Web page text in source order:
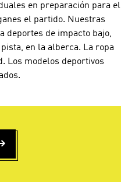
en preparación para el
el partido. Nuestras
deportes de impacto bajo,
en la alberca. La ropa
Los modelos deportivos